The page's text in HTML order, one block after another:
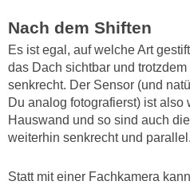
Nach dem Shiften
Es ist egal, auf welche Art
das Dach sichtbar und
senkrecht. Der Sensor (und
Du analog fotografierst) ist
Hauswand und so sind auch
weiterhin senkrecht und parallel.
Statt mit einer Fachkamera